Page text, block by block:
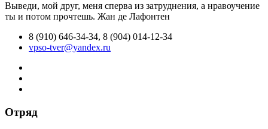
Выведи, мой друг, меня сперва из затруднения, а нравоучение
ты и потом прочтешь. Жан де Лафонтен
8 (910) 646-34-34, 8 (904) 014-12-34
vpso-tver@yandex.ru
Отряд